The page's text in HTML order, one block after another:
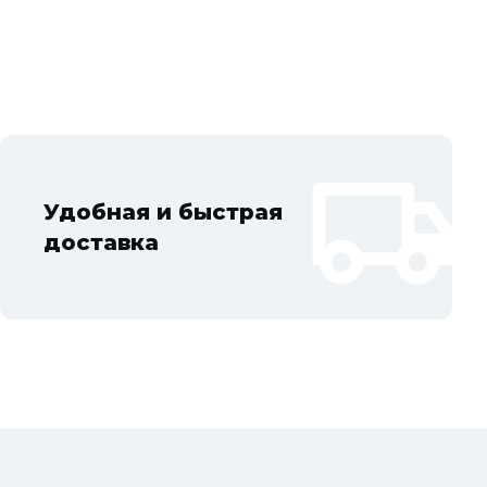
Удобная и быстрая
доставка